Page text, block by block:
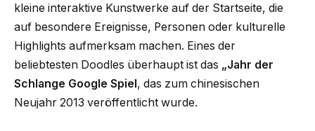
kleine interaktive Kunstwerke auf der Startseite, die
auf besondere Ereignisse, Personen oder kulturelle
Highlights aufmerksam machen. Eines der
beliebtesten Doodles überhaupt ist das „Jahr der
Schlange Google Spiel, das zum chinesischen
Neujahr 2013 veröffentlicht wurde.